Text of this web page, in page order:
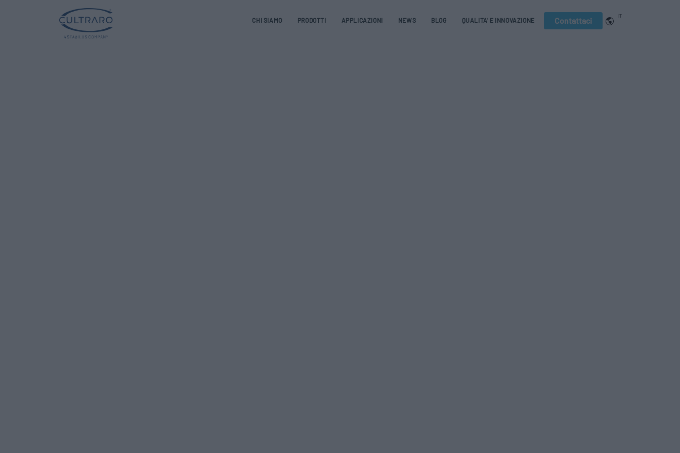
IT
CHI SIAMO PRODOTTI APPLICAZIONI NEWS BLOG QUALITA' E INNOVAZIONE Contattaci